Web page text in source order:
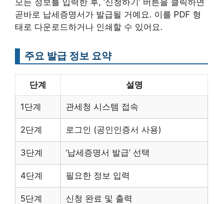
곧바로 납세증명서가 발급될 거예요. 이를 PDF 형
태로 다운로드하거나 인쇄할 수 있어요.
주요 발급 정보 요약
단계 설명
1단계 관세청 시스템 접속
2단계 로그인 (공인인증서 사용)
3단계 ‘납세증명서 발급’ 선택
4단계 필요한 정보 입력
5단계 신청 완료 및 출력